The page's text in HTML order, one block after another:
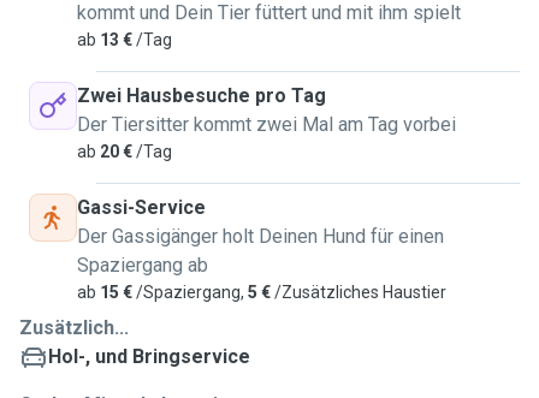
kommt und Dein Tier füttert und mit ihm spielt
ab 13 €/Tag
Zwei Hausbesuche pro Tag
Der Tiersitter kommt zwei Mal am Tag vorbei
ab 20 €/Tag
Gassi-Service
Der Gassigänger holt Deinen Hund für einen
Spaziergang ab
ab 15 €/Spaziergang, 5 €/Zusätzliches Haustier
Zusätzlich...
Hol-, und Bringservice